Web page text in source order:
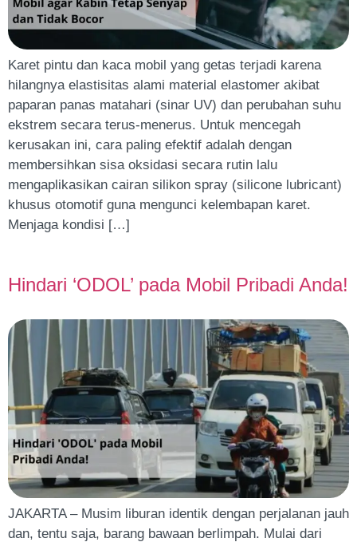
Karet pintu dan kaca mobil yang getas terjadi karena
hilangnya elastisitas alami material elastomer akibat
paparan panas matahari (sinar UV) dan perubahan suhu
ekstrem secara terus-menerus. Untuk mencegah
kerusakan ini, cara paling efektif adalah dengan
membersihkan sisa oksidasi secara rutin lalu
mengaplikasikan cairan silikon spray (silicone lubricant)
khusus otomotif guna mengunci kelembapan karet.
Menjaga kondisi […]
Hindari ‘ODOL’ pada Mobil Pribadi Anda!
JAKARTA – Musim liburan identik dengan perjalanan jauh
dan, tentu saja, barang bawaan berlimpah. Mulai dari